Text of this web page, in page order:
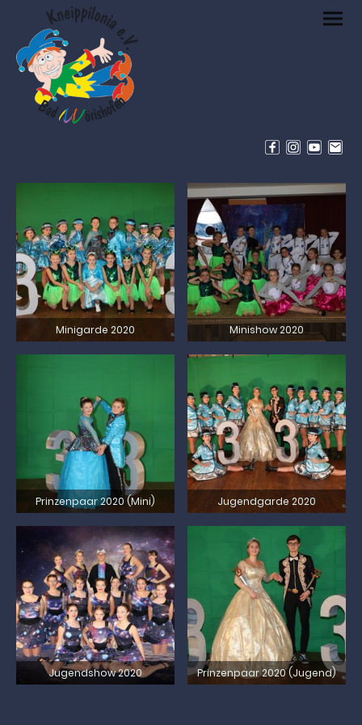
Minigarde 2020 Minishow 2020
Prinzenpaar 2020 (Mini) Jugendgarde 2020
Jugendshow 2020 Prinzenpaar 2020 (Jugend)